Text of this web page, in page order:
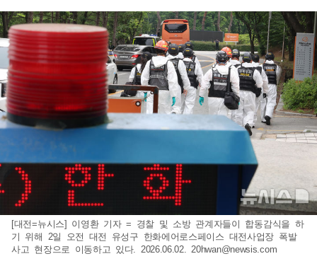
[대전=뉴시스] 이영환 기자 = 경찰 및 소방 관계자들이 합동감식을 하
기 위해 2일 오전 대전 유성구 한화에어로스페이스 대전사업장 폭발
사고 현장으로 이동하고 있다. 2026.06.02. 20hwan@newsis.com